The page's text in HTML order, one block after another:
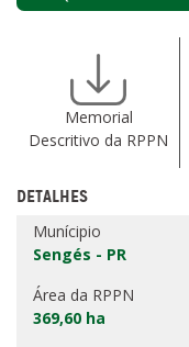
Memorial
Descritivo da RPPN
DETALHES
Munícipio
Sengés - PR
Área da RPPN
369,60 ha